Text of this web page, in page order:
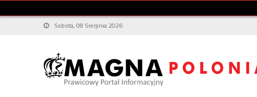
Sobota, 08 Sierpnia 2026